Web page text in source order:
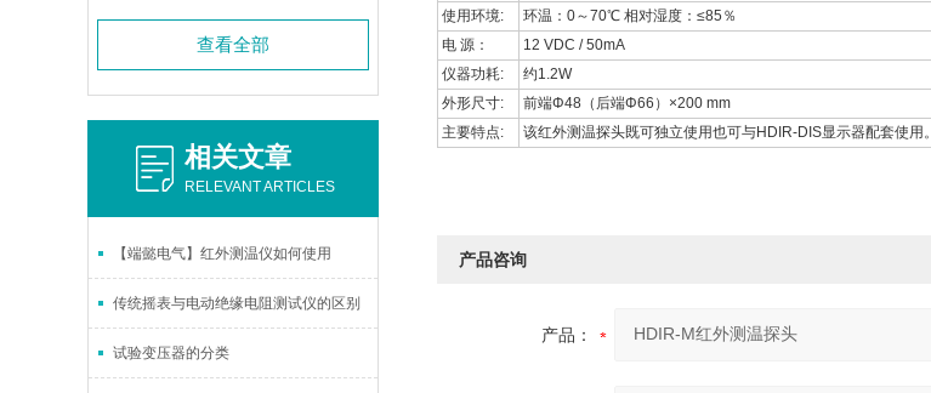
查看全部
相关文章
RELEVANT ARTICLES
【端懿电气】红外测温仪如何使用
传统摇表与电动绝缘电阻测试仪的区别
试验变压器的分类
使用环境:
环温：0～70℃ 相对湿度：≤85％
电 源：
12 VDC / 50mA
仪器功耗:
约1.2W
外形尺寸:
前端Φ48（后端Φ66）×200 mm
主要特点:
该红外测温探头既可独立使用也可与HDIR-DIS显示器配套使用。
产品咨询
产品：